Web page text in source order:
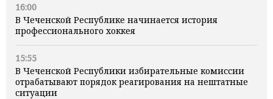
16:00
В Чеченской Республике начинается история
профессионального хоккея
15:55
В Чеченской Республики избирательные комиссии
отрабатывают порядок реагирования на нештатные
ситуации